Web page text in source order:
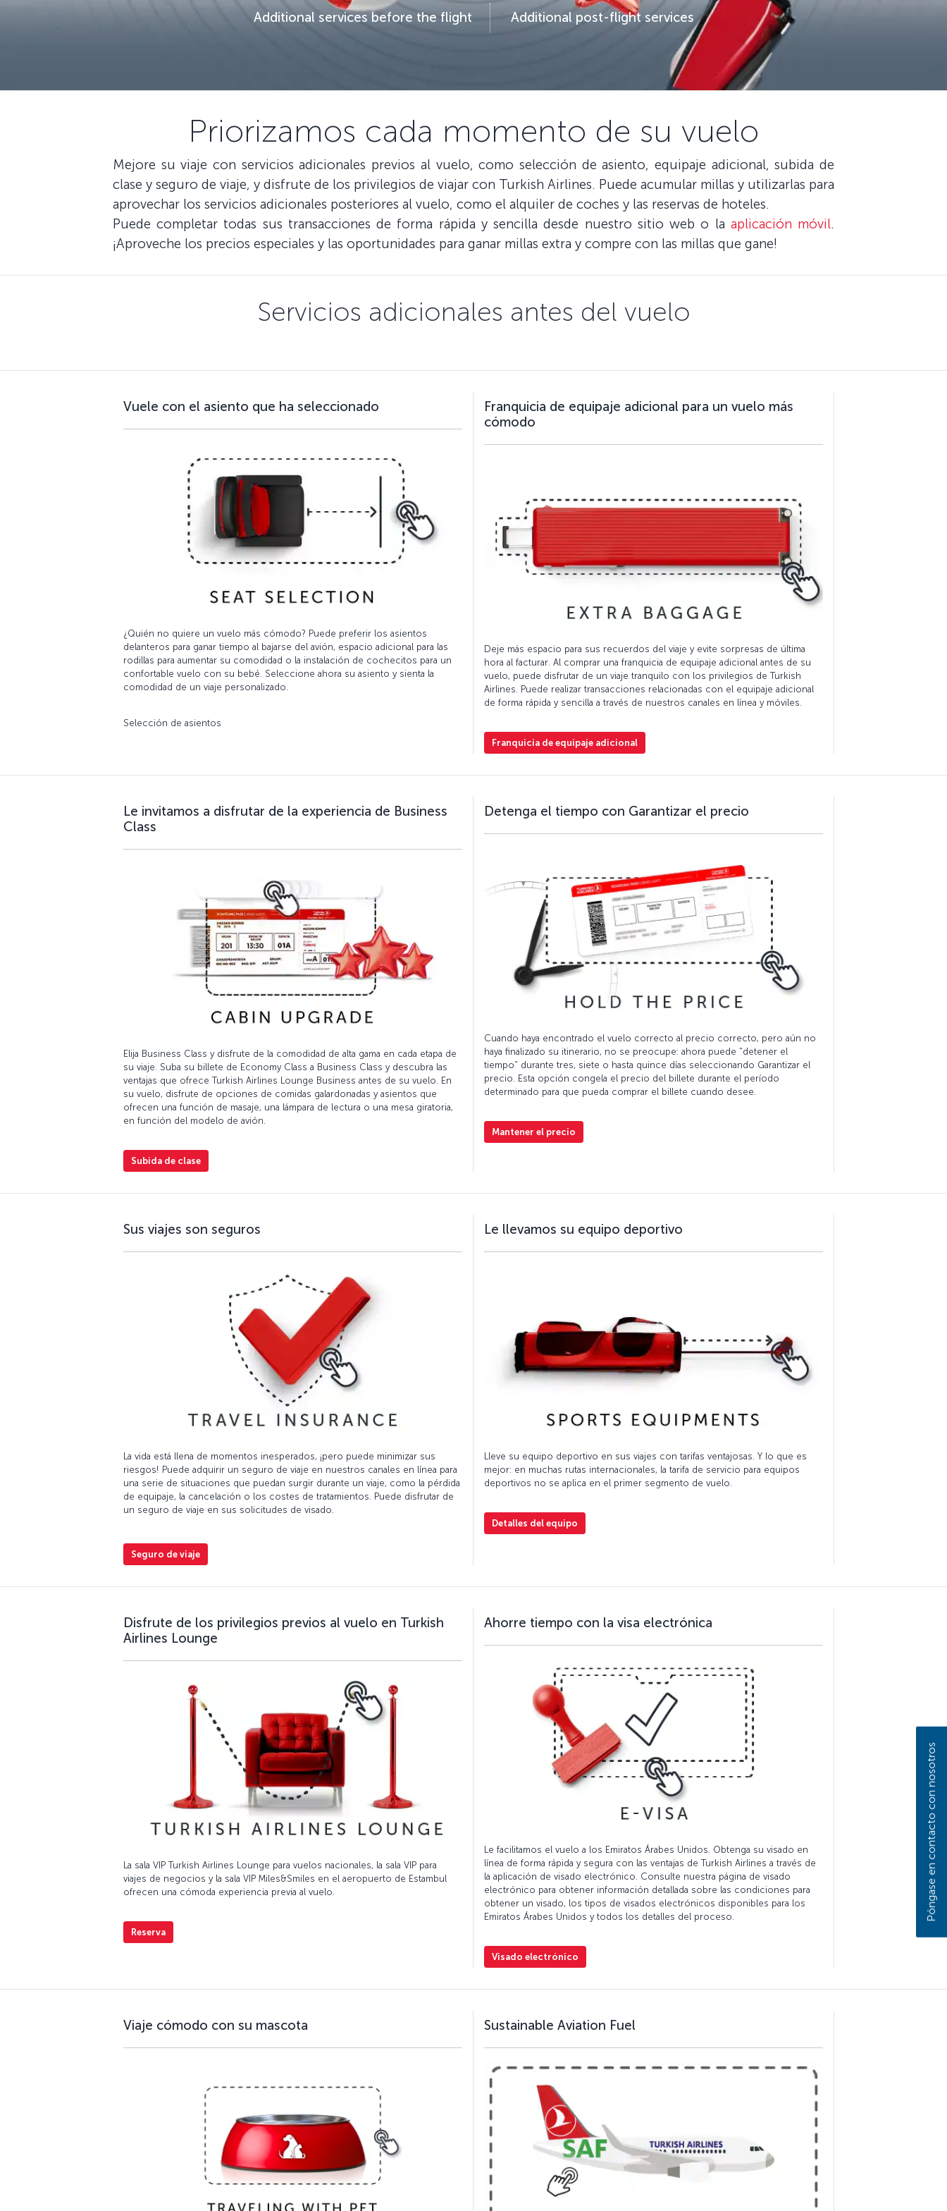
Additional services before the flight Additional post-flight services
Priorizamos cada momento de su vuelo
Mejore su viaje con servicios adicionales previos al vuelo, como selección de asiento, equipaje adicional, subida de
clase y seguro de viaje, y disfrute de los privilegios de viajar con Turkish Airlines. Puede acumular millas y utilizarlas para
aprovechar los servicios adicionales posteriores al vuelo, como el alquiler de coches y las reservas de hoteles.
Puede completar todas sus transacciones de forma rápida y sencilla desde nuestro sitio web o la aplicación móvil.
¡Aproveche los precios especiales y las oportunidades para ganar millas extra y compre con las millas que gane!
Servicios adicionales antes del vuelo
Vuele con el asiento que ha seleccionado
¿Quién no quiere un vuelo más cómodo? Puede preferir los asientos
delanteros para ganar tiempo al bajarse del avión, espacio adicional para las
rodillas para aumentar su comodidad o la instalación de cochecitos para un
confortable vuelo con su bebé. Seleccione ahora su asiento y sienta la
comodidad de un viaje personalizado.
Selección de asientos
Franquicia de equipaje adicional para un vuelo más
cómodo
Deje más espacio para sus recuerdos del viaje y evite sorpresas de última
hora al facturar. Al comprar una franquicia de equipaje adicional antes de su
vuelo, puede disfrutar de un viaje tranquilo con los privilegios de Turkish
Airlines. Puede realizar transacciones relacionadas con el equipaje adicional
de forma rápida y sencilla a través de nuestros canales en línea y móviles.
Franquicia de equipaje adicional
Le invitamos a disfrutar de la experiencia de Business
Class
Elija Business Class y disfrute de la comodidad de alta gama en cada etapa de
su viaje. Suba su billete de Economy Class a Business Class y descubra las
ventajas que ofrece Turkish Airlines Lounge Business antes de su vuelo. En
su vuelo, disfrute de opciones de comidas galardonadas y asientos que
ofrecen una función de masaje, una lámpara de lectura o una mesa giratoria,
en función del modelo de avión.
Subida de clase
Detenga el tiempo con Garantizar el precio
Cuando haya encontrado el vuelo correcto al precio correcto, pero aún no
haya finalizado su itinerario, no se preocupe: ahora puede "detener el
tiempo" durante tres, siete o hasta quince días seleccionando Garantizar el
precio. Esta opción congela el precio del billete durante el período
determinado para que pueda comprar el billete cuando desee.
Mantener el precio
Sus viajes son seguros
La vida está llena de momentos inesperados, ¡pero puede minimizar sus
riesgos! Puede adquirir un seguro de viaje en nuestros canales en línea para
una serie de situaciones que puedan surgir durante un viaje, como la pérdida
de equipaje, la cancelación o los costes de tratamientos. Puede disfrutar de
un seguro de viaje en sus solicitudes de visado.
Seguro de viaje
Le llevamos su equipo deportivo
Lleve su equipo deportivo en sus viajes con tarifas ventajosas. Y lo que es
mejor: en muchas rutas internacionales, la tarifa de servicio para equipos
deportivos no se aplica en el primer segmento de vuelo.
Detalles del equipo
Disfrute de los privilegios previos al vuelo en Turkish
Airlines Lounge
La sala VIP Turkish Airlines Lounge para vuelos nacionales, la sala VIP para
viajes de negocios y la sala VIP Miles&Smiles en el aeropuerto de Estambul
ofrecen una cómoda experiencia previa al vuelo.
Reserva
Ahorre tiempo con la visa electrónica
Le facilitamos el vuelo a los Emiratos Árabes Unidos. Obtenga su visado en
línea de forma rápida y segura con las ventajas de Turkish Airlines a través de
la aplicación de visado electrónico. Consulte nuestra página de visado
electrónico para obtener información detallada sobre las condiciones para
obtener un visado, los tipos de visados electrónicos disponibles para los
Emiratos Árabes Unidos y todos los detalles del proceso.
Visado electrónico
Viaje cómodo con su mascota Sustainable Aviation Fuel
Póngase en contacto con nosotros